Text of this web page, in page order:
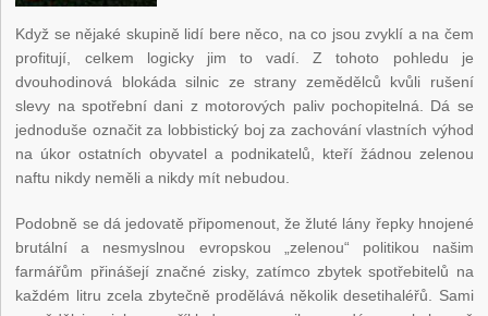
Když se nějaké skupině lidí bere něco, na co jsou zvyklí a na čem
profitují, celkem logicky jim to vadí. Z tohoto pohledu je
dvouhodinová blokáda silnic ze strany zemědělců kvůli rušení
slevy na spotřební dani z motorových paliv pochopitelná. Dá se
jednoduše označit za lobbistický boj za zachování vlastních výhod
na úkor ostatních obyvatel a podnikatelů, kteří žádnou zelenou
naftu nikdy neměli a nikdy mít nebudou.
Podobně se dá jedovatě připomenout, že žluté lány řepky hnojené
brutální a nesmyslnou evropskou „zelenou“ politikou našim
farmářům přinášejí značné zisky, zatímco zbytek spotřebitelů na
každém litru zcela zbytečně prodělává několik desetihaléřů. Sami